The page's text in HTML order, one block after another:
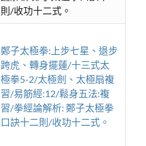
則/收功十二式。
鄭子太極拳:上步七星、退步
跨虎、轉身擺蓮/十三式太
極拳5-2/太極劍、太極扇複
習/易筋經:12/鬆身五法:複
習/拳經論解析: 鄭子太極拳
口訣十二則/收功十二式。